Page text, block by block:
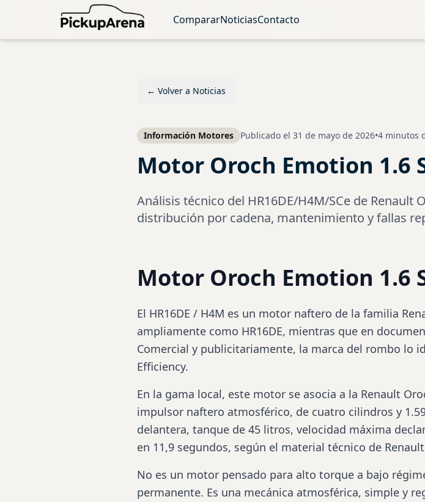
CompararNoticiasContacto
← Volver a Noticias
Información Motores Publicado el 31 de mayo de 2026•4 minutos
Motor Oroch Emotion 1.6
Análisis técnico del HR16DE/H4M/SCe de Renault
distribución por cadena, mantenimiento y fallas
Motor Oroch Emotion 1.6
El HR16DE / H4M es un motor naftero de la familia
ampliamente como HR16DE, mientras que en
Comercial y publicitariamente, la marca del rombo lo
Efficiency.
En la gama local, este motor se asocia a la Renault
impulsor naftero atmosférico, de cuatro cilindros y
delantera, tanque de 45 litros, velocidad máxima
en 11,9 segundos, según el material técnico de
No es un motor pensado para alto torque a bajo
permanente. Es una mecánica atmosférica, simple y